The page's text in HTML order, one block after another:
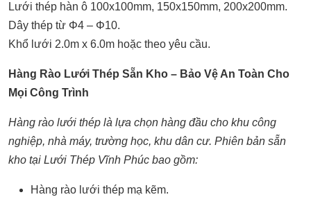
Lưới thép hàn ô 100x100mm, 150x150mm, 200x200mm.
Dây thép từ Φ4 – Φ10.
Khổ lưới 2.0m x 6.0m hoặc theo yêu cầu.
Hàng Rào Lưới Thép Sẵn Kho – Bảo Vệ An Toàn Cho
Mọi Công Trình
Hàng rào lưới thép là lựa chọn hàng đầu cho khu công
nghiệp, nhà máy, trường học, khu dân cư. Phiên bản sẵn
kho tại Lưới Thép Vĩnh Phúc bao gồm:
Hàng rào lưới thép mạ kẽm.